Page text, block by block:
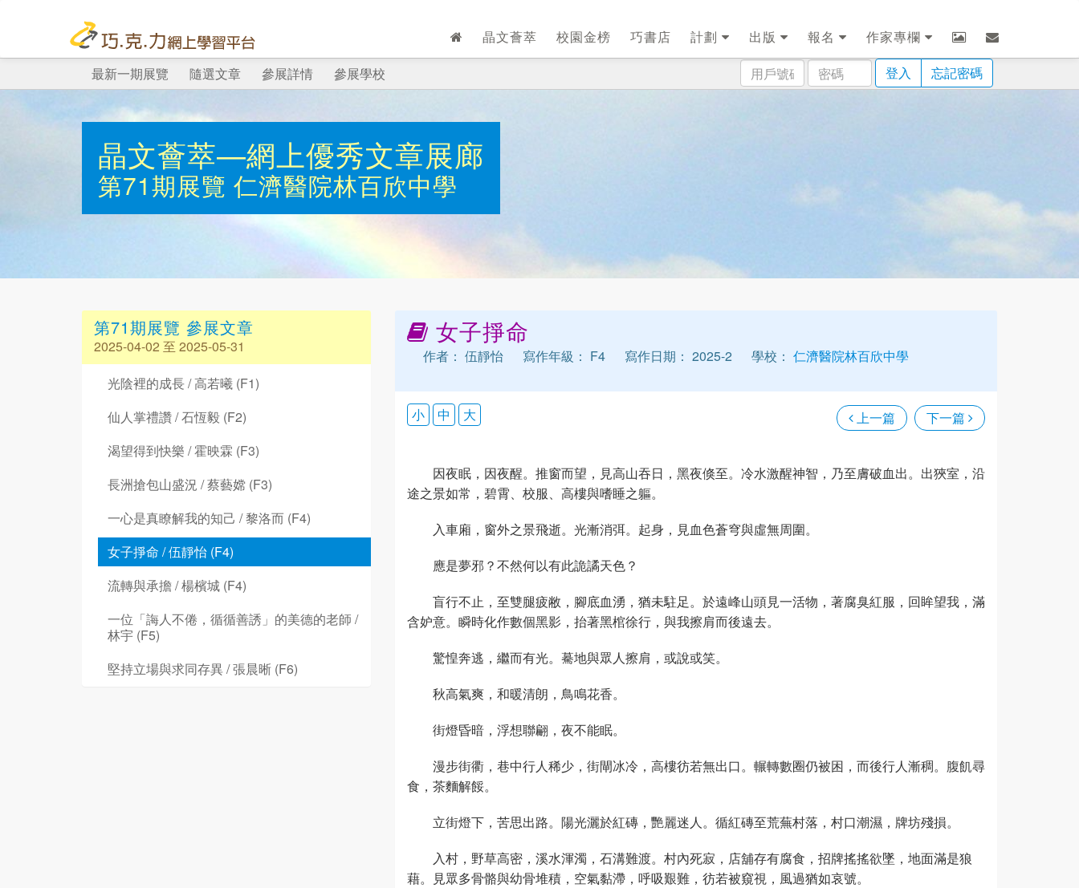
晶文薈萃 校園金榜 巧書店 計劃 出版 報名
作家專欄
用
戶
密
碼
登入 忘記密碼
最新一期展覽 隨選文章 參展詳情 參展學校
晶文薈萃—網上優秀文章展廊
第71期展覽 仁濟醫院林百欣中學
第71期展覽 參展文章
2025-04-02 至 2025-05-31
光陰裡的成長 / 高若曦 (F1)
仙人掌禮讚 / 石恆毅 (F2)
渴望得到快樂 / 霍映霖 (F3)
長洲搶包山盛況 / 蔡藝嫦 (F3)
一心是真瞭解我的知己 / 黎洛而 (F4)
女子掙命 / 伍靜怡 (F4)
流轉與承擔 / 楊檳城 (F4)
一位「誨人不倦，循循善誘」的美德的老師 /
林宇 (F5)
堅持立場與求同存異 / 張晨晰 (F6)
女子掙命
作者： 伍靜怡 寫作年級： F4 寫作日期： 2025-2 學校： 仁濟醫院林百欣中學
上一篇 下一篇
小 中 大
因夜眠，因夜醒。推窗而望，見高山吞日，黑夜倏至。冷水激醒神智，乃至膚破血出。出狹室，沿
途之景如常，碧霄、校服、高樓與嗜睡之軀。
入車廂，窗外之景飛逝。光漸消弭。起身，見血色蒼穹與虛無周圍。
應是夢邪？不然何以有此詭譎天色？
盲行不止，至雙腿疲敝，腳底血湧，猶未駐足。於遠峰山頭見一活物，著腐臭紅服，回眸望我，滿
含妒意。瞬時化作數個黑影，抬著黑棺徐行，與我擦肩而後遠去。
驚惶奔逃，繼而有光。驀地與眾人擦肩，或說或笑。
秋高氣爽，和暖清朗，鳥鳴花香。
街燈昏暗，浮想聯翩，夜不能眠。
漫步街衢，巷中行人稀少，街閘冰冷，高樓彷若無出口。輾轉數圈仍被困，而後行人漸稠。腹飢尋
食，茶麵解餒。
立街燈下，苦思出路。陽光灑於紅磚，艷麗迷人。循紅磚至荒蕪村落，村口潮濕，牌坊殘損。
入村，野草高密，溪水渾濁，石溝難渡。村內死寂，店舖存有腐食，招牌搖搖欲墜，地面滿是狼
藉。見眾多骨骼與幼骨堆積，空氣黏滯，呼吸艱難，彷若被窺視，風過猶如哀號。